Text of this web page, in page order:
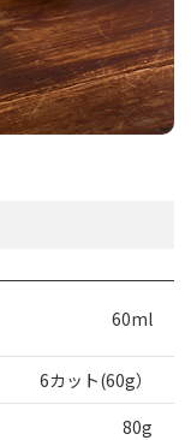
60ml
6カット(60g）
80g